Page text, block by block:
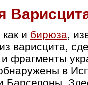
и бирюза,
варисцита,
и фрагменты
в
Барселоны.